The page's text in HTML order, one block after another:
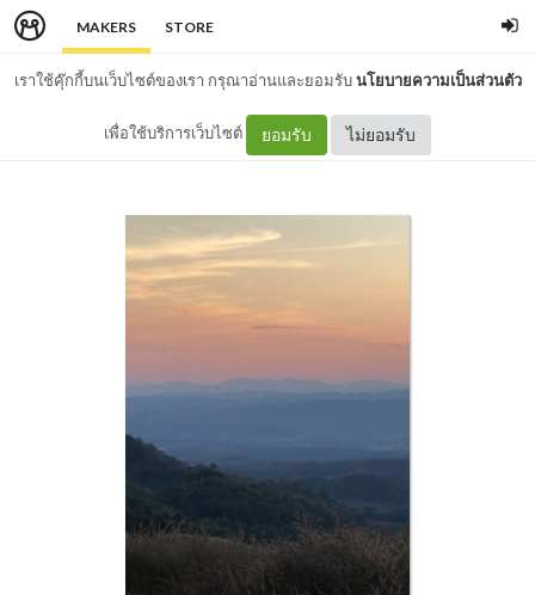
MAKERS STORE
เราใช้คุ๊กกี้บนเว็บไซต์ของเรา กรุณาอ่านและยอมรับนโยบายความเป็นส่วนตัว
เพื่อใช้บริการเว็บไซต์ ยอมรับ ไม่ยอมรับ